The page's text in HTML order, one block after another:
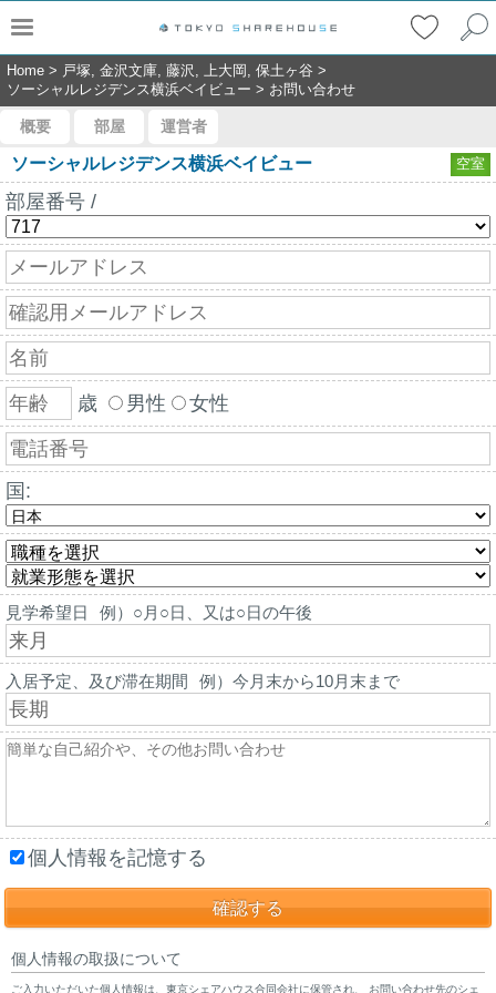
Home > 戸塚, 金沢文庫, 藤沢, 上大岡, 保土ヶ谷 >
ソーシャルレジデンス横浜ベイビュー > お問い合わせ
概要 部屋 運営者
ソーシャルレジデンス横浜ベイビュー 空室
部屋番号 /
歳 男性 女性
国:
見学希望日 例）○月○日、又は○日の午後
入居予定、及び滞在期間 例）今月末から10月末まで
個人情報を記憶する
個人情報の取扱について
ご入力いただいた個人情報は、東京シェアハウス合同会社に保管され、 お問い合わせ先のシェ